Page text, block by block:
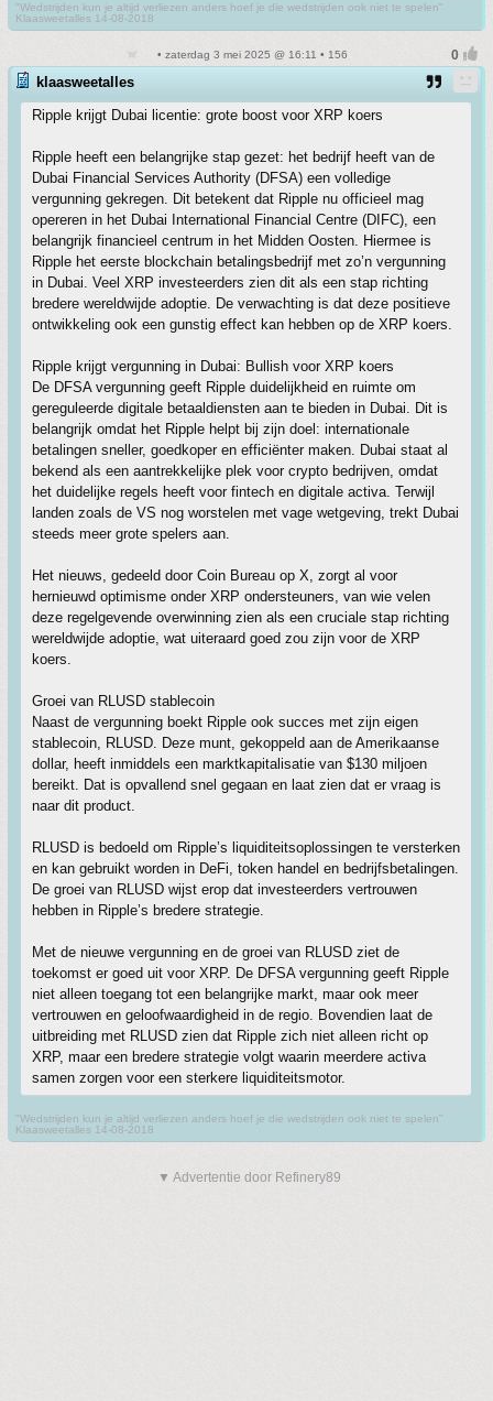
"Wedstrijden kun je altijd verliezen anders hoef je die wedstrijden ook niet te spelen"
Klaasweetalles 14-08-2018
• zaterdag 3 mei 2025 @ 16:11 • 156
klaasweetalles
Ripple krijgt Dubai licentie: grote boost voor XRP koers
Ripple heeft een belangrijke stap gezet: het bedrijf heeft van de
Dubai Financial Services Authority (DFSA) een volledige
vergunning gekregen. Dit betekent dat Ripple nu officieel mag
opereren in het Dubai International Financial Centre (DIFC), een
belangrijk financieel centrum in het Midden Oosten. Hiermee is
Ripple het eerste blockchain betalingsbedrijf met zo’n vergunning
in Dubai. Veel XRP investeerders zien dit als een stap richting
bredere wereldwijde adoptie. De verwachting is dat deze positieve
ontwikkeling ook een gunstig effect kan hebben op de XRP koers.
Ripple krijgt vergunning in Dubai: Bullish voor XRP koers
De DFSA vergunning geeft Ripple duidelijkheid en ruimte om
gereguleerde digitale betaaldiensten aan te bieden in Dubai. Dit is
belangrijk omdat het Ripple helpt bij zijn doel: internationale
betalingen sneller, goedkoper en efficiënter maken. Dubai staat al
bekend als een aantrekkelijke plek voor crypto bedrijven, omdat
het duidelijke regels heeft voor fintech en digitale activa. Terwijl
landen zoals de VS nog worstelen met vage wetgeving, trekt Dubai
steeds meer grote spelers aan.
Het nieuws, gedeeld door Coin Bureau op X, zorgt al voor
hernieuwd optimisme onder XRP ondersteuners, van wie velen
deze regelgevende overwinning zien als een cruciale stap richting
wereldwijde adoptie, wat uiteraard goed zou zijn voor de XRP
koers.
Groei van RLUSD stablecoin
Naast de vergunning boekt Ripple ook succes met zijn eigen
stablecoin, RLUSD. Deze munt, gekoppeld aan de Amerikaanse
dollar, heeft inmiddels een marktkapitalisatie van $130 miljoen
bereikt. Dat is opvallend snel gegaan en laat zien dat er vraag is
naar dit product.
RLUSD is bedoeld om Ripple’s liquiditeitsoplossingen te versterken
en kan gebruikt worden in DeFi, token handel en bedrijfsbetalingen.
De groei van RLUSD wijst erop dat investeerders vertrouwen
hebben in Ripple’s bredere strategie.
Met de nieuwe vergunning en de groei van RLUSD ziet de
toekomst er goed uit voor XRP. De DFSA vergunning geeft Ripple
niet alleen toegang tot een belangrijke markt, maar ook meer
vertrouwen en geloofwaardigheid in de regio. Bovendien laat de
uitbreiding met RLUSD zien dat Ripple zich niet alleen richt op
XRP, maar een bredere strategie volgt waarin meerdere activa
samen zorgen voor een sterkere liquiditeitsmotor.
"Wedstrijden kun je altijd verliezen anders hoef je die wedstrijden ook niet te spelen"
Klaasweetalles 14-08-2018
▼ Advertentie door Refinery89